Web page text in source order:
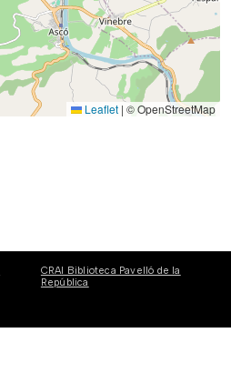
Leaflet | © OpenStreetMap
CRAI Biblioteca Pavelló de la
República